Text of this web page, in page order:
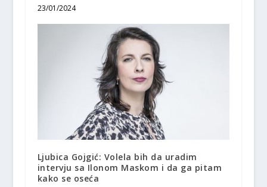
23/01/2024
Ljubica Gojgić: Volela bih da uradim
intervju sa Ilonom Maskom i da ga pitam
kako se oseća